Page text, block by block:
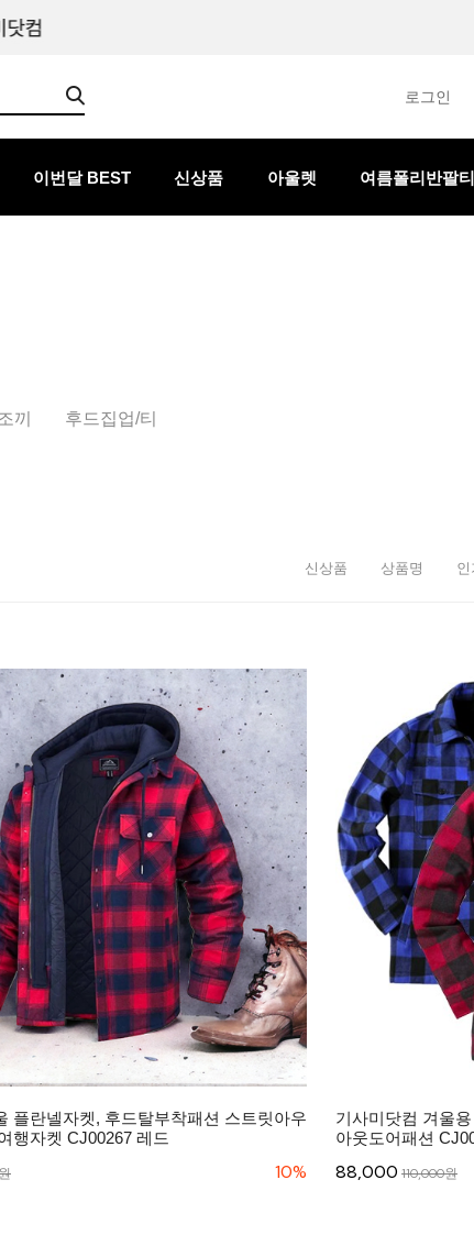
로그인
이번달 BEST 신상품 아울렛 여름폴리반팔
끼 후드집업/티
신상품 상품명 인
플란넬자켓, 후드탈부착패션 스트릿아우
행자켓 CJ00267 레드
10%
기사미닷컴 겨울
아웃도어패션
88,000 110,000원